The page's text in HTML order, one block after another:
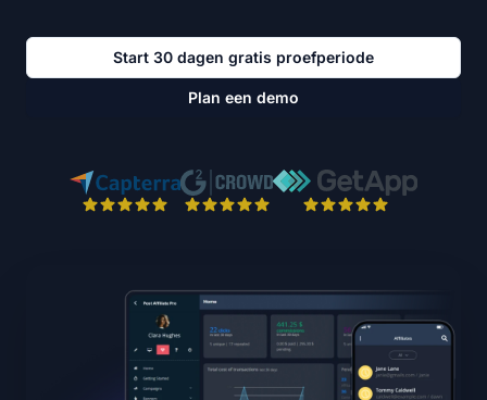
Start 30 dagen gratis proefperiode
Plan een demo